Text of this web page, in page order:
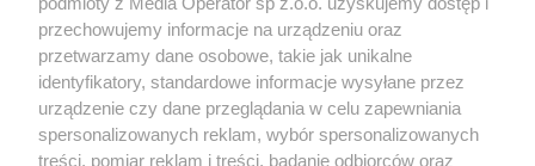
Tarnowskie Góry
Ruda Śląska
Świętochłowice
Tychy
Bytom
Katowice
Gliwice
Zabrze
Newsletter
Reklama
przechowujemy informacje na urządzeniu oraz
przetwarzamy dane osobowe, takie jak unikalne
identyfikatory, standardowe informacje wysyłane przez
urządzenie czy dane przeglądania w celu zapewniania
spersonalizowanych reklam, wybór spersonalizowanych
treści, pomiar reklam i treści, badanie odbiorców oraz